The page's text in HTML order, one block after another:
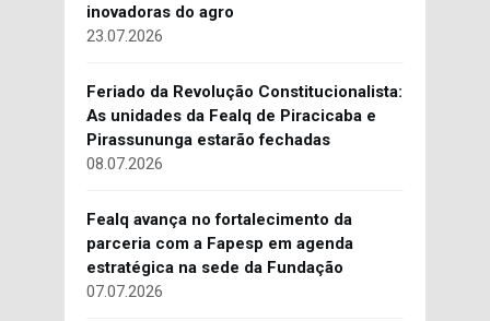
inovadoras do agro
23.07.2026
Feriado da Revolução Constitucionalista:
As unidades da Fealq de Piracicaba e
Pirassununga estarão fechadas
08.07.2026
Fealq avança no fortalecimento da
parceria com a Fapesp em agenda
estratégica na sede da Fundação
07.07.2026